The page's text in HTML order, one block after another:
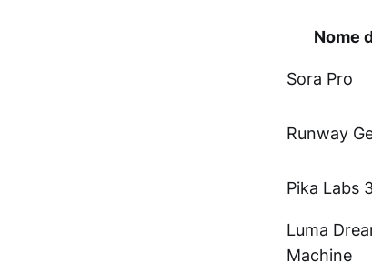
Nome
Sora Pro
Runway
Pika Labs
Luma
Machine